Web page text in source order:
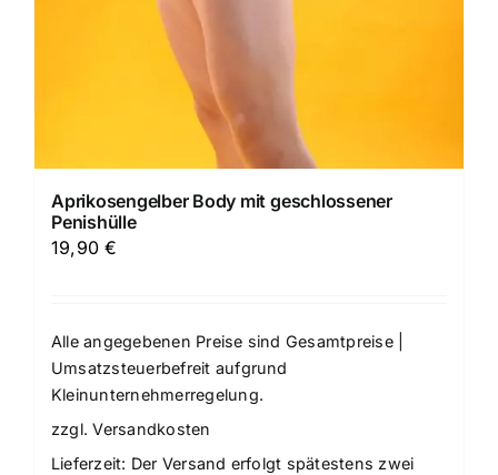
Aprikosengelber Body mit geschlossener
Penishülle
19,90€
Alle angegebenen Preise sind Gesamtpreise |
Umsatzsteuerbefreit aufgrund
Kleinunternehmerregelung.
zzgl.Versandkosten
Lieferzeit: Der Versand erfolgt spätestens zwei